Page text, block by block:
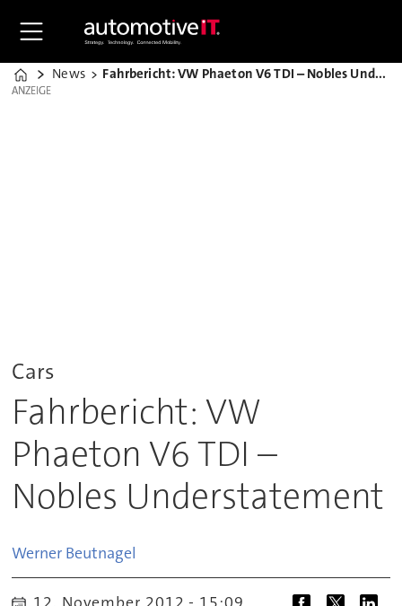
Home
News Fahrbericht: VW Phaeton V6 TDI – Nobles Understatement
ANZEIGE
ANZEIGE
Cars
Fahrbericht: VW
Phaeton V6 TDI –
Nobles Understatement
Werner Beutnagel